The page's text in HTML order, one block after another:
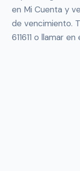
en Mi Cuenta y
de vencimiento.
611611 o llamar